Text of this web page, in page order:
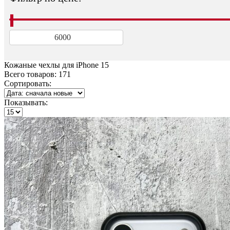
Кожаные чехлы для iPhone 15
Всего товаров: 171
Сортировать:
Показывать: